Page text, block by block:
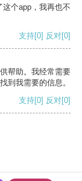
个app，我再也不
支持[0] 反对[0]
帮助。我经常需要
到我需要的信息。
支持[0] 反对[0]